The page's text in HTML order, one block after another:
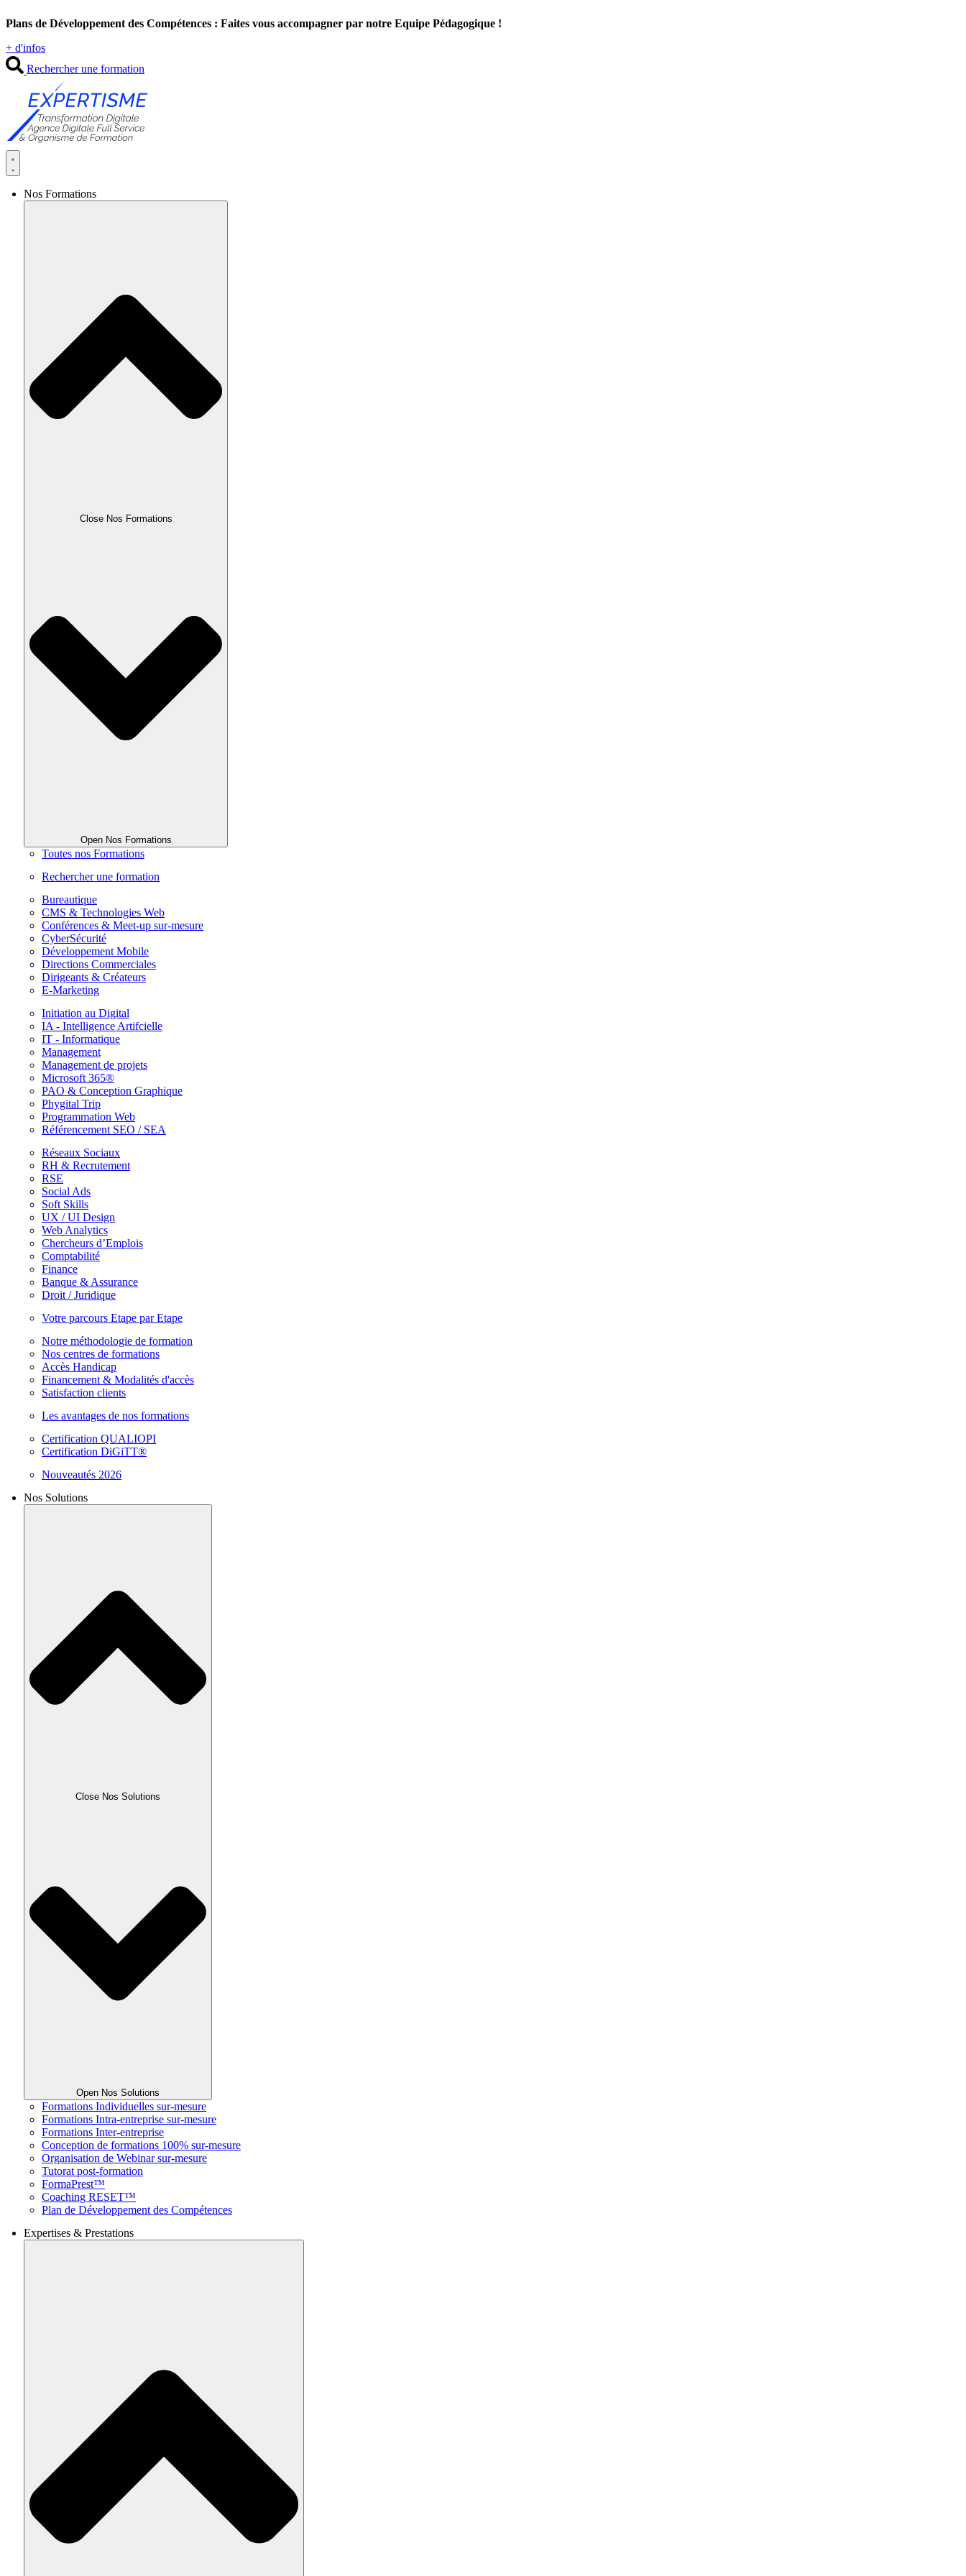
au
Plans de Développement des Compétences : Faites vous accompagner par notre Equipe Pédagogique !
+ d'infos
Rechercher une formation
Nos Formations
Close Nos Formations
Open Nos Formations
Toutes nos Formations
Rechercher une formation
Bureautique
CMS & Technologies Web
Conférences & Meet-up sur-mesure
CyberSécurité
Développement Mobile
Directions Commerciales
Dirigeants & Créateurs
E-Marketing
Initiation au Digital
IA - Intelligence Artifcielle
IT - Informatique
Management
Management de projets
Microsoft 365®
PAO & Conception Graphique
Phygital Trip
Programmation Web
Référencement SEO / SEA
Réseaux Sociaux
RH & Recrutement
RSE
Social Ads
Soft Skills
UX / UI Design
Web Analytics
Chercheurs d’Emplois
Comptabilité
Finance
Banque & Assurance
Droit / Juridique
Votre parcours Etape par Etape
Notre méthodologie de formation
Nos centres de formations
Accès Handicap
Financement & Modalités d'accès
Satisfaction clients
Les avantages de nos formations
Certification QUALIOPI
Certification DiGiTT®
Nouveautés 2026
Nos Solutions
Close Nos Solutions
Open Nos Solutions
Formations Individuelles sur-mesure
Formations Intra-entreprise sur-mesure
Formations Inter-entreprise
Conception de formations 100% sur-mesure
Organisation de Webinar sur-mesure
Tutorat post-formation
FormaPrest™
Coaching RESET™
Plan de Développement des Compétences
Expertises & Prestations